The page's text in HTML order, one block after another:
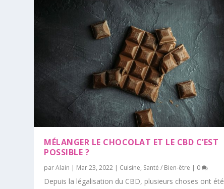
MÉLANGER LE CHOCOLAT ET LE CBD C’EST
POSSIBLE ?
parAlain | Mar 23, 2022 | Cuisine, Santé / Bien-être | 0
Depuis la légalisation du CBD, plusieurs choses ont été